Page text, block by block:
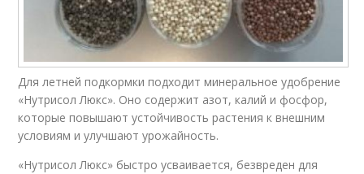
Для летней подкормки подходит минеральное удобрение
«Нутрисол Люкс». Оно содержит азот, калий и фосфор,
которые повышают устойчивость растения к внешним
условиям и улучшают урожайность.
«Нутрисол Люкс» быстро усваивается, безвреден для